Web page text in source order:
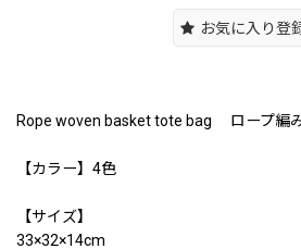
お気に入り登
Rope woven basket tote bag ロープ編
【カラー】4色
【サイズ】
33×32×14cm